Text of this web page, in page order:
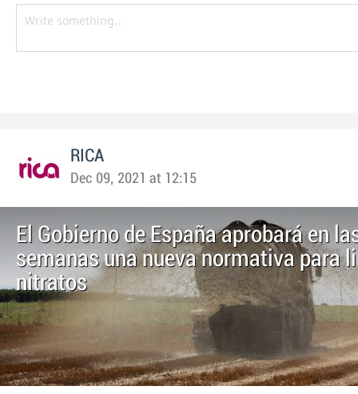
RICA
Dec 09, 2021 at 12:15
El Gobierno de España aprobará en
semanas una nueva normativa para
nitratos